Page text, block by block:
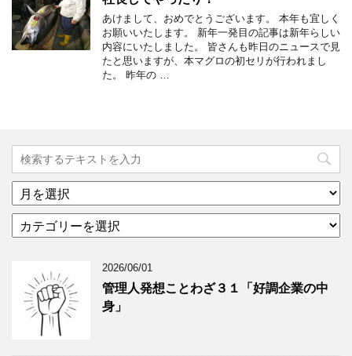
あけまして、おめでとうございます。 本年も宜しく
お願いいたします。 新年一発目の記事は新年らしい
内容にいたしました。 皆さんも昨日のニュースで見
たと思いますが、本マグロの初セリが行われまし
た。 昨年の …
ア
ー
イ
グ
テ
ー
2026/06/01
管理人発想ことわざ３１「好調企業の中
身」